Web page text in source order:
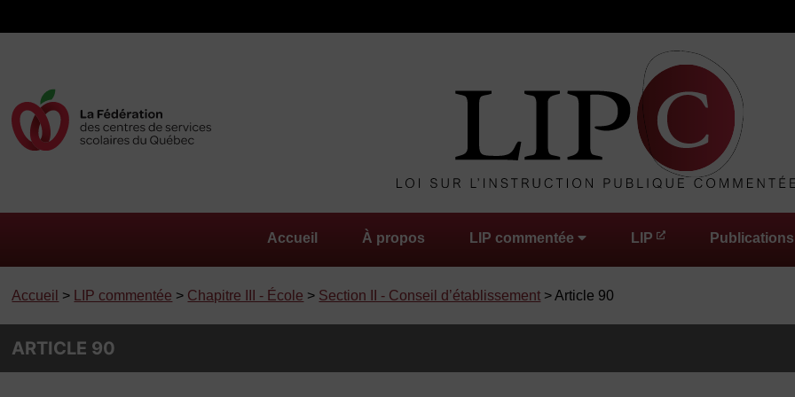
Accueil À propos LIP commentée LIP Publications
Accueil > LIP commentée > Chapitre III - École > Section II - Conseil d’établissement > Article 90
ARTICLE 90